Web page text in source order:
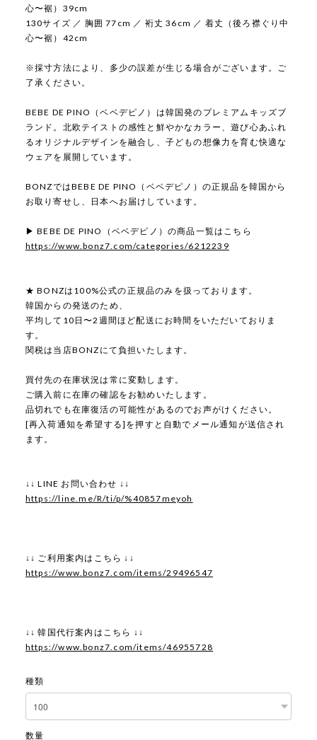
心〜裾）39cm
130サイズ ／ 胸囲 77cm ／ 裄丈 36cm ／ 着丈（後ろ襟ぐり中
心〜裾）42cm
※採寸方法により、多少の誤差が生じる場合がございます。ご
了承ください。
BEBE DE PINO（ベベデピノ）は韓国発のプレミアムキッズブ
ランド。北欧テイストの感性と鮮やかなカラー、遊び心あふれ
るオリジナルデザインを融合し、子どもの想像力を育む快適な
ウェアを展開しています。
BONZではBEBE DE PINO（ベベデピノ）の正規品を韓国から
お取り寄せし、日本へお届けしています。
▶ BEBE DE PINO（ベベデピノ）の商品一覧はこちら
https://www.bonz7.com/categories/6212239
★ BONZは100%公式の正規品のみを扱っております。
韓国からの発送のため、
平均して10日〜2週間ほど配送にお時間をいただいておりま
す。
関税は当店BONZにて負担いたします。
買付先の在庫状況は常に変動します。
ご購入前に在庫の確認をお勧めいたします。
品切れでも在庫復活の可能性があるのでお声がけください。
[再入荷通知を希望する]を押すと自動でメール通知が送信され
ます。
↓↓ LINE お問い合わせ ↓↓
https://line.me/R/ti/p/%40857meyoh
↓↓ ご利用案内はこちら ↓↓
https://www.bonz7.com/items/29496547
↓↓ 韓国代行案内はこちら ↓↓
https://www.bonz7.com/items/46955728
種類
数量